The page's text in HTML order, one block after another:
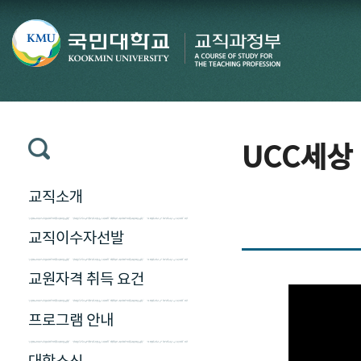
교직소개
교직이수자선발
교원자격 취득 요건
프로그램 안내
UCC세상